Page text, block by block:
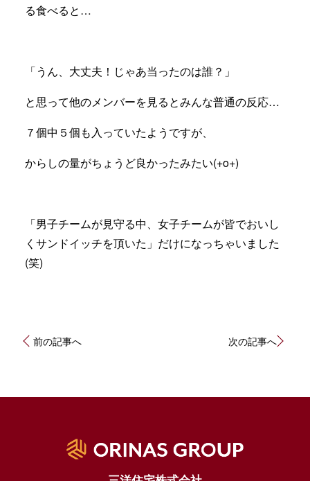
る食べると…
「うん、大丈夫！じゃあ当ったのは誰？」
と思って他のメンバーを見るとみんな普通の反応…
７個中５個も入っていたようですが、
からしの量がちょうど良かったみたい(+o+)
「男子チームが見守る中、女子チームが皆でおいし
くサンドイッチを頂いた」だけになっちゃいました
(笑)
投
稿
前の記事へ 次の記事へ